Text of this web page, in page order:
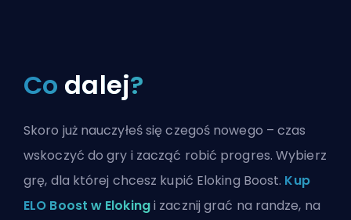
Co dalej?
Skoro już nauczyłeś się czegoś nowego – czas
wskoczyć do gry i zacząć robić progres. Wybierz
grę, dla której chcesz kupić Eloking Boost. Kup
ELO Boost w Elokingi zacznij grać na randze, na